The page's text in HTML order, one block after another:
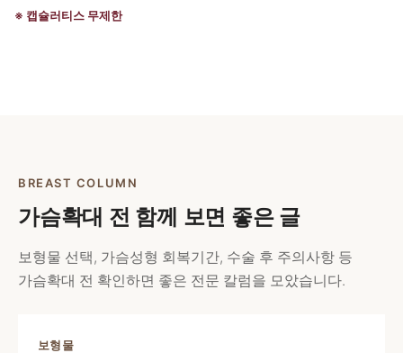
※ 캡슐러티스 무제한
BREAST COLUMN
가슴확대 전 함께 보면 좋은 글
보형물 선택, 가슴성형 회복기간, 수술 후 주의사항 등
가슴확대 전 확인하면 좋은 전문 칼럼을 모았습니다.
보형물